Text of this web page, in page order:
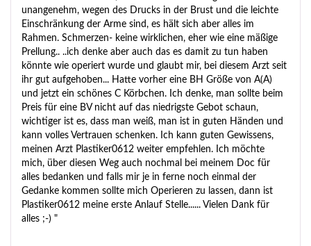
unangenehm, wegen des Drucks in der Brust und die leichte
Einschränkung der Arme sind, es hält sich aber alles im
Rahmen. Schmerzen- keine wirklichen, eher wie eine mäßige
Prellung.. ..ich denke aber auch das es damit zu tun haben
könnte wie operiert wurde und glaubt mir, bei diesem Arzt seit
ihr gut aufgehoben... Hatte vorher eine BH Größe von A(A)
und jetzt ein schönes C Körbchen. Ich denke, man sollte beim
Preis für eine BV nicht auf das niedrigste Gebot schaun,
wichtiger ist es, dass man weiß, man ist in guten Händen und
kann volles Vertrauen schenken. Ich kann guten Gewissens,
meinen Arzt Plastiker0612 weiter empfehlen. Ich möchte
mich, über diesen Weg auch nochmal bei meinem Doc für
alles bedanken und falls mir je in ferne noch einmal der
Gedanke kommen sollte mich Operieren zu lassen, dann ist
Plastiker0612 meine erste Anlauf Stelle...... Vielen Dank für
alles ;-) "